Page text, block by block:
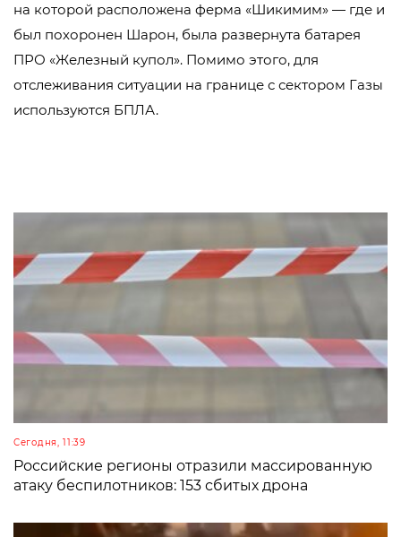
на которой расположена ферма «Шикимим» — где и
был похоронен Шарон, была развернута батарея
ПРО «Железный купол». Помимо этого, для
отслеживания ситуации на границе с сектором Газы
используются БПЛА.
Сегодня, 11:39
Российские регионы отразили массированную
атаку беспилотников: 153 сбитых дрона